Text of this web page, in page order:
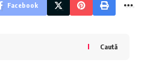
Facebook
Caută